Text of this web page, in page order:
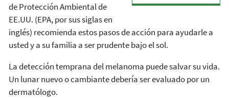
de Protección Ambiental de
EE.UU. (EPA, por sus siglas en
inglés) recomienda estos pasos de acción para ayudarle a
usted y a su familia a ser prudente bajo el sol.
La detección temprana del melanoma puede salvar su vida.
Un lunar nuevo o cambiante debería ser evaluado por un
dermatólogo.